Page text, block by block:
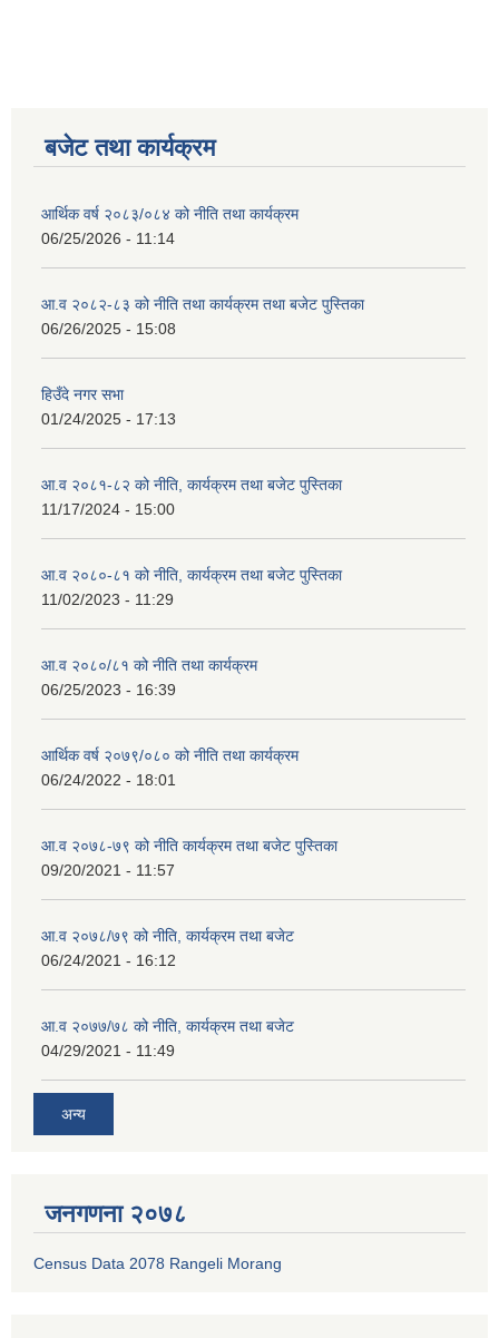
बजेट तथा कार्यक्रम
आर्थिक वर्ष २०८३/०८४ को नीति तथा कार्यक्रम
06/25/2026 - 11:14
आ.व २०८२-८३ को नीति तथा कार्यक्रम तथा बजेट पुस्तिका
06/26/2025 - 15:08
हिउँदे नगर सभा
01/24/2025 - 17:13
आ.व २०८१-८२ को नीति, कार्यक्रम तथा बजेट पुस्तिका
11/17/2024 - 15:00
आ.व २०८०-८१ को नीति, कार्यक्रम तथा बजेट पुस्तिका
11/02/2023 - 11:29
आ.व २०८०/८१ को नीति तथा कार्यक्रम
06/25/2023 - 16:39
आर्थिक वर्ष २०७९/०८० को नीति तथा कार्यक्रम
06/24/2022 - 18:01
आ.व २०७८-७९ को नीति कार्यक्रम तथा बजेट पुस्तिका
09/20/2021 - 11:57
आ.व २०७८/७९ को नीति, कार्यक्रम तथा बजेट
06/24/2021 - 16:12
आ.व २०७७/७८ को नीति, कार्यक्रम तथा बजेट
04/29/2021 - 11:49
अन्य
जनगणना २०७८
Census Data 2078 Rangeli Morang